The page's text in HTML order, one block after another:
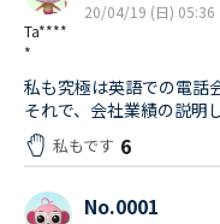
Ta****
*
20/04/19 (日) 05:36
私も究極は英語での電話
それで、会社業績の説明
私もです 6
No.0001